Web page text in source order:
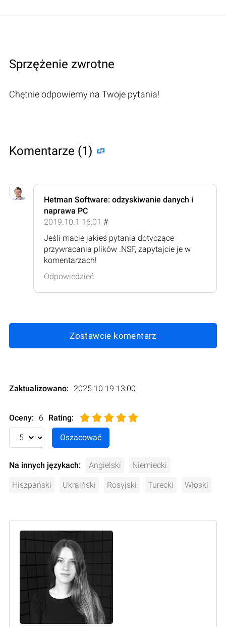
Sprzężenie zwrotne
Chętnie odpowiemy na Twoje pytania!
Komentarze (1)
Hetman Software: odzyskiwanie danych i
naprawa PC
2019.10.1 16:01 #
Jeśli macie jakieś pytania dotyczące
przywracania plików .NSF, zapytajcie je w
komentarzach!
Odpowiedzieć
Zostawcie komentarz
Zaktualizowano: 2025.10.19 13:00
Oceny: 6 Rating:
Na innych językach: Angielski Niemiecki
Hiszpański Ukraiński Rosyjski Turecki Włoski